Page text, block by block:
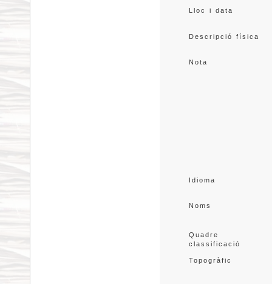
Lloc i data
Descripció física
Nota
Idioma
Noms
Quadre
classificació
Topogràfic